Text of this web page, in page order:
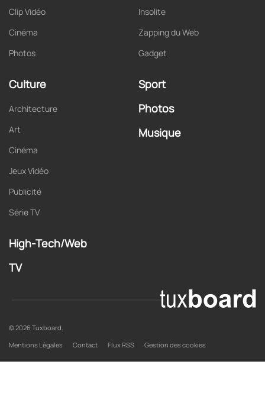
Clip Vidéo
Cinéma
Photos
Insolite
Zapping du Web
Gadget
Culture
Architecture
Art
Cinéma
Jeux Vidéo
Publicité
Série TV
Sport
Photos
Musique
High-Tech/Web
TV
© 2026 Tuxboard.
Mentions Légales
Contact Flux RSS Gestion des cookies